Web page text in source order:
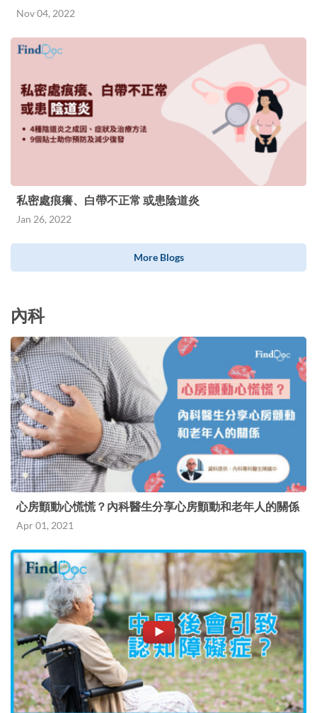
Nov 04, 2022
私密處痕癢、白帶不正常 或患陰道炎
Jan 26, 2022
More Blogs
內科
心房顫動心慌慌？內科醫生分享心房顫動和老年人的關係
Apr 01, 2021